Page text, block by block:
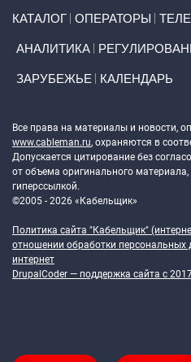
КАТАЛОГ ОПЕРАТОРЫ
АНАЛИТИКА
ЗАРУБЕЖЬЕ КАЛЕНДАРЬ
Все права на материалы и новости,
www.cableman.ru, охраняются в
Допускается цитирование без
от объема оригинального
гиперссылкой.
©2005 - 2026 «Кабельщик»
Политика сайта "Кабельщик"
отношении обработки персональных
интернет
DrupalCoder — поддержка сайта c